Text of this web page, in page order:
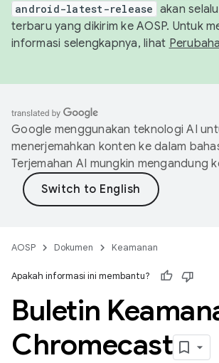
android-latest-release akan
terbaru yang dikirim ke AOSP. Untuk
informasi selengkapnya, lihat
Google menggunakan teknologi AI
menerjemahkan konten ke dalam
Terjemahan AI mungkin mengandung
AOSP Dokumen Keamanan
Apakah informasi ini membantu?
Buletin
Chromecast